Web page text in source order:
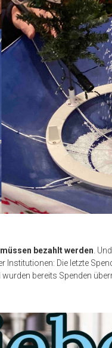
bezahlt werden . Und
Institutionen: Die letzte
bereits Spenden